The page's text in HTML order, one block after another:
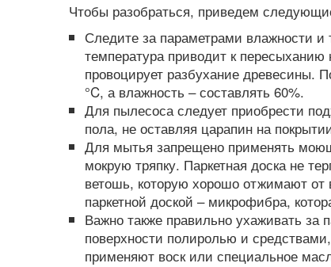
Уборка в двухкомнатной
квартире
Уборка в трехкомнатной
квартире
Чтобы разобраться, приведем
Следите за параметрами влажности и
температура приводит к
провоцирует разбухание древесины.
°C, а влажность – составлять 60%.
Для пылесоса следует приобрести
пола, не оставляя царапин на
Для мытья запрещено применять
мокрую тряпку. Паркетная доска не
ветошь, которую хорошо отжимают
паркетной доской – микрофибра,
Важно также правильно ухаживать за
поверхности полиролью и
применяют воск или специальное